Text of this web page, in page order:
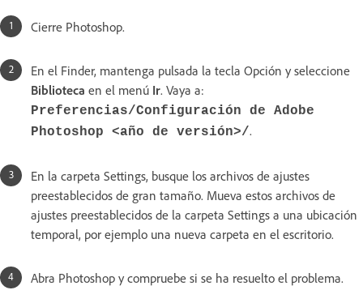
Cierre Photoshop.
En el Finder, mantenga pulsada la tecla Opción y seleccione
Biblioteca en el menú Ir. Vaya a:
Preferencias/Configuración de Adobe
Photoshop <año de versión>/.
En la carpeta Settings, busque los archivos de ajustes
preestablecidos de gran tamaño. Mueva estos archivos de
ajustes preestablecidos de la carpeta Settings a una ubicación
temporal, por ejemplo una nueva carpeta en el escritorio.
Abra Photoshop y compruebe si se ha resuelto el problema.